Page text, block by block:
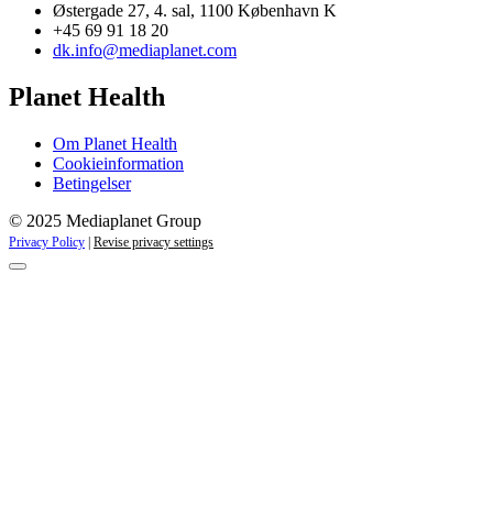
Østergade 27, 4. sal, 1100 København K
+45 69 91 18 20
dk.info@mediaplanet.com
Planet Health
Om Planet Health
Cookieinformation
Betingelser
© 2025 Mediaplanet Group
Privacy Policy Revise privacy settings